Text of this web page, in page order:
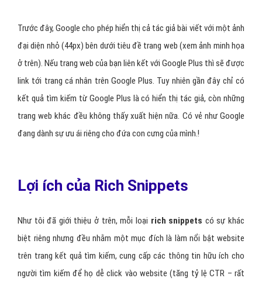
Trước đây, Google cho phép hiển thị cả tác giả bài viết với một ảnh
đại diện nhỏ (44px) bên dưới tiêu đề trang web (xem ảnh minh họa
ở trên). Nếu trang web của bạn liên kết với Google Plus thì sẽ được
link tới trang cá nhân trên Google Plus. Tuy nhiên gần đây chỉ có
kết quả tìm kiếm từ Google Plus là có hiển thị tác giả, còn những
trang web khác đều không thấy xuất hiện nữa. Có vẻ như Google
đang dành sự ưu ái riêng cho đứa con cưng của mình.!
Lợi ích của Rich Snippets
Như tôi đã giới thiệu ở trên, mỗi loại rich snippets có sự khác
biệt riêng nhưng đều nhằm một mục đích là làm nổi bật website
trên trang kết quả tìm kiếm, cung cấp các thông tin hữu ích cho
người tìm kiếm để họ dễ click vào website (tăng tỷ lệ CTR – rất